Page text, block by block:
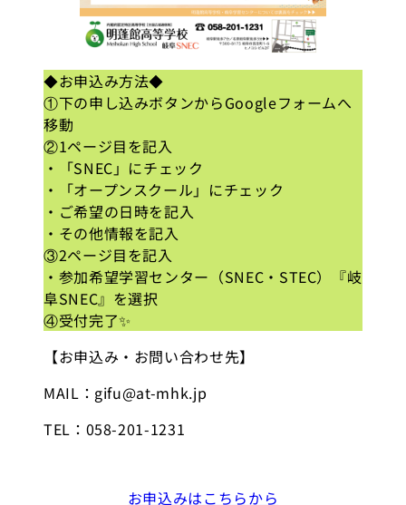
◆お申込み方法◆
①下の申し込みボタンからGoogleフォームへ
移動
②1ページ目を記入
・「SNEC」にチェック
・「オープンスクール」にチェック
・ご希望の日時を記入
・その他情報を記入
③2ページ目を記入
・参加希望学習センター（SNEC・STEC）『岐
阜SNEC』を選択
④受付完了✨
【お申込み・お問い合わせ先】
MAIL：gifu@at-mhk.jp
TEL：058-201-1231
お申込みはこちらから